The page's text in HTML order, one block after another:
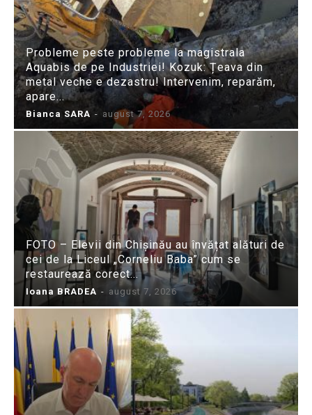
Probleme peste probleme la magistrala
Aquabis de pe Industriei! Kozuk: Țeava din
metal veche e dezastru! Intervenim, reparăm,
apare...
Bianca SARA - august 7, 2026
FOTO – Elevii din Chișinău au învățat alături de
cei de la Liceul „Corneliu Baba” cum se
restaurează corect...
Ioana BRADEA - august 7, 2026